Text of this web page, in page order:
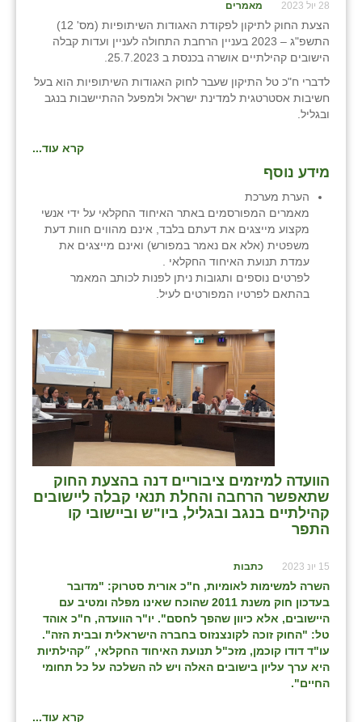
28 יול 2023 מאמרים
הצעת החוק לתיקון לפקודת האגודות השיתופיות (מס' 12)
התשפ"ג – 2023 בעניין הרחבת התחולה לעניין ועדות קבלה
הישובים קהילתיים אושרה בכנסת ב 25.7.2023.
לדברי ח"כ טל התיקון שעבר לחוק האגודות השיתופיות הוא בעל
חשיבות אסטרטגית למדינת ישראל ולמפעל ההתיישבות בנגב
ובגליל.
קרא עוד...
מידע נוסף
הערת מערכת
מאמרים המפורסמים באתר האיחוד החקלאי על ידי אנשי
מקצוע מייצגים את דעתם בלבד, אינם מהווים חוות דעת
משפטית (אלא אם נאמר במפורש) ואינם מייצגים את
עמדת תנועת האיחוד החקלאי .
לפרטים נוספים ותגובות ניתן לפנות לכותב המאמר
בהתאם לפרטיו המפורטים לעיל.
הוועדה למיזמים ציבוריים דנה בהצעת החוק
שתאפשר הרחבה והחלת תנאי קבלה ליישובים
קהילתיים בנגב ובגליל, ביו"ש וביישובי קו
התפר
15 יונ 2023 כתבות
השרה למשימות לאומיות, ח"כ אורית סטרוק: "מדובר
בעדכון חוק משנת 2011 שהוכח שאינו מפלה ומטיב עם
היישובים, אלא כיוון שהפך לחסם". יו"ר הוועדה, ח"כ אוהד
טל: "החוק זוכה לקונצנזוס בחברה הישראלית ובבית הזה".
עו"ד דודו קוכמן, מזכ"ל תנועת האיחוד החקלאי, ״קהילתיות
היא ערך עליון בישובים האלה ויש לה השלכה על כל תחומי
החיים".
קרא עוד...